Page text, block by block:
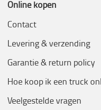
Online kopen
Contact
Levering & verzending
Garantie & return policy
Hoe koop ik een truck
Veelgestelde vragen